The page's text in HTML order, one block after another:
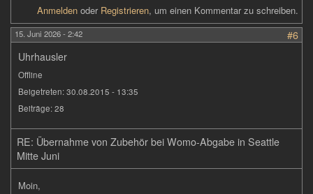
Anmelden oder Registrieren, um einen Kommentar zu schreiben.
15. Juni 2026 - 2:42
#6
Uhrhausler
Offline
Beigetreten:30.08.2015 - 13:35
Beiträge:28
RE: Übernahme von Zubehör bei Womo-Abgabe in Seattle
Mitte Juni
Moin,